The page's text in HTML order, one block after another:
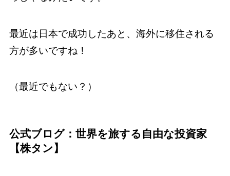
最近は日本で成功したあと、海外に移住される
方が多いですね！
（最近でもない？）
公式ブログ：世界を旅する自由な投資家
【株タン】